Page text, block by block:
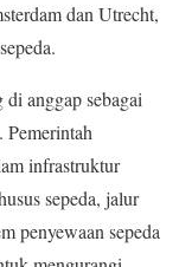
dan Utrecht,
anggap sebagai
Pemerintah
infrastruktur
sepeda, jalur
penyewaan sepeda